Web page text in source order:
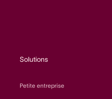
Solutions
Petite entreprise